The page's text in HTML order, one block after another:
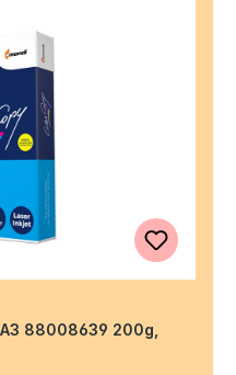
88008639 200g,